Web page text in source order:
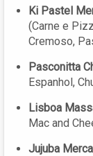
Ki Pastel
(Carne e
Cremoso,
Pasconitta
Espanhol,
Lisboa
Mac and
Jujuba